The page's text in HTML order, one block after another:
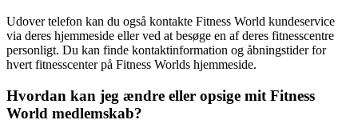
Udover telefon kan du også kontakte Fitness World kundeservice
via deres hjemmeside eller ved at besøge en af deres fitnesscentre
personligt. Du kan finde kontaktinformation og åbningstider for
hvert fitnesscenter på Fitness Worlds hjemmeside.
Hvordan kan jeg ændre eller opsige mit Fitness
World medlemskab?